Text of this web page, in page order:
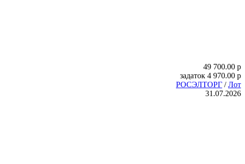
49 700.00 p
задаток 4 970.00 p
РОСЭЛТОРГ /Лот
31.07.2026